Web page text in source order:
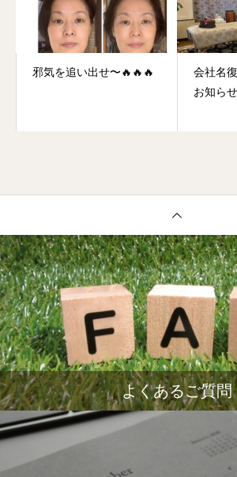
邪気を追い出せ〜🔥🔥🔥
会社名
お知らせ
よくあるご質問